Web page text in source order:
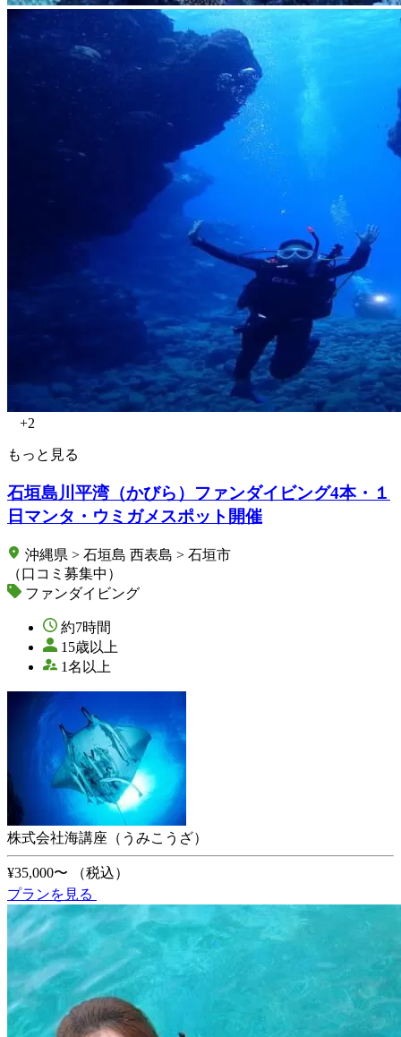
+2
もっと見る
石垣島川平湾（かびら）ファンダイビング4本・１
日マンタ・ウミガメスポット開催
沖縄県 > 石垣島 西表島 > 石垣市
（口コミ募集中）
ファンダイビング
約7時間
15歳以上
1名以上
株式会社海講座（うみこうざ）
¥35,000〜
（税込）
プランを見る